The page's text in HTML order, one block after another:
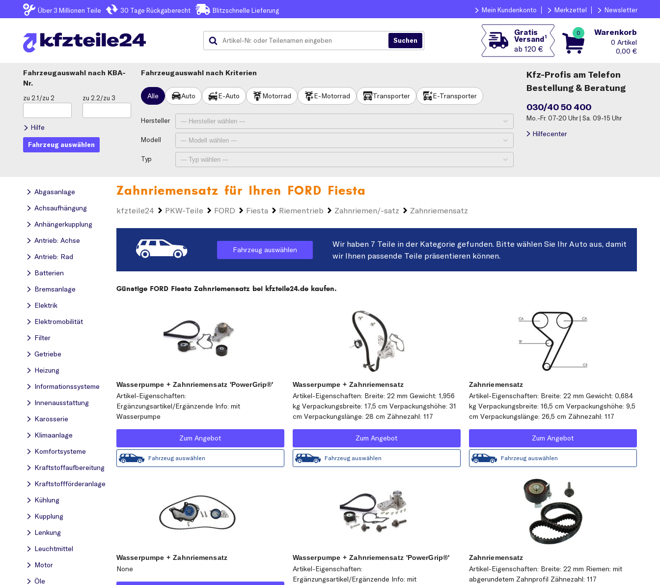
Über 3 Millionen Teile 30 Tage Rückgaberecht Blitzschnelle Lieferung Mein Kundenkonto Merkzettel Newsletter
Gratis
Versand1
ab 120 €
0 Warenkorb
0
0,00 €
Fahrzeugauswahl
KBA-
Nr.
zu 2.1/zu 2 zu 2.2/zu 3
Hilfe
Fahrzeug auswählen
Fahrzeugauswahl nach Kriterien
Alle Auto E-Auto Motorrad E-Motorrad Transporter E-Transporter
Hersteller
Modell
Typ
Kfz-Profis am Telefon
Bestellung & Beratung
030/40 50 400
Mo.-Fr. 07-20 Uhr | Sa. 09-15 Uhr
Hilfecenter
Abgasanlage
Achsaufhängung
Anhängerkupplung
Antrieb: Achse
Antrieb: Rad
Batterien
Bremsanlage
Elektrik
Elektromobilität
Filter
Getriebe
Heizung
Informationssysteme
Innenausstattung
Karosserie
Klimaanlage
Komfortsysteme
Kraftstoff­aufbereitung
Kraftstoff­förderanlage
Kühlung
Kupplung
Lenkung
Leuchtmittel
Motor
Öle
Zahnriemensatz für Ihren FORD Fiesta
kfzteile24 PKW-Teile FORD Fiesta Riementrieb Zahnriemen/-satz Zahnriemensatz
Fahrzeug auswählen
Wir haben 7 Teile in der Kategorie gefunden. Bitte wählen Sie Ihr Auto aus, damit
wir Ihnen passende Teile präsentieren können.
Günstige FORD Fiesta Zahnriemensatz bei kfzteile24.de kaufen.
Wasserpumpe + Zahnriemensatz 'PowerGrip®'
Artikel-Eigenschaften:
Ergänzungsartikel/Ergänzende Info: mit
Wasserpumpe
Zum Angebot
Fahrzeug auswählen
Wasserpumpe + Zahnriemensatz
Artikel-Eigenschaften: Breite: 22 mm Gewicht: 1,956
kg Verpackungsbreite: 17,5 cm Verpackungshöhe: 31
cm Verpackungslänge: 28 cm Zähnezahl: 117
Zum Angebot
Fahrzeug auswählen
Zahnriemensatz
Artikel-Eigenschaften: Breite: 22 mm Gewicht: 0,684
kg Verpackungsbreite: 16,5 cm Verpackungshöhe: 9,5
cm Verpackungslänge: 26,5 cm Zähnezahl: 117
Zum Angebot
Fahrzeug auswählen
Wasserpumpe + Zahnriemensatz
None
Wasserpumpe + Zahnriemensatz 'PowerGrip®'
Artikel-Eigenschaften:
Ergänzungsartikel/Ergänzende Info: mit
Zahnriemensatz
Artikel-Eigenschaften: Breite: 22 mm Riemen: mit
abgerundetem Zahnprofil Zähnezahl: 117